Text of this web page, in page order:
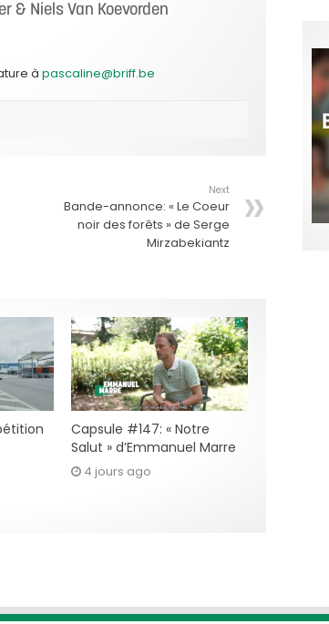
& Niels Van Koevorden
à pascaline@briff.be
Next
Bande-annonce: « Le Coeur
noir des forêts » de Serge
Mirzabekiantz
Capsule #147: « Notre
Salut » d’Emmanuel Marre
4 jours ago